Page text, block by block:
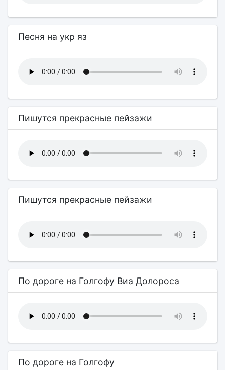
Песня на укр яз
Пишутся прекрасные пейзажи
Пишутся прекрасные пейзажи
По дороге на Голгофу Виа Долороса
По дороге на Голгофу